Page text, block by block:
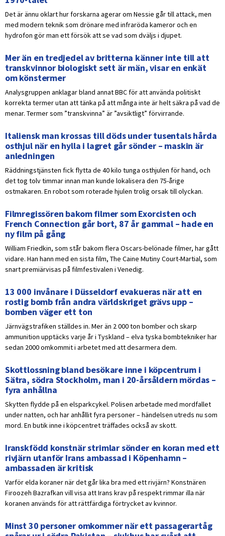
Det är ännu oklart hur forskarna agerar om Nessie går till attack, men
med modern teknik som drönare med infraröda kameror och en
hydrofon gör man ett försök att se vad som dväljs i djupet.
Mer än en tredjedel av britterna känner inte till att
transkvinnor biologiskt sett är män, visar en enkät
om könstermer
Analysgruppen anklagar bland annat BBC för att använda politiskt
korrekta termer utan att tänka på att många inte är helt säkra på vad de
menar. Termer som ”transkvinna” är ”avsiktligt” förvirrande.
Italiensk man krossas till döds under tusentals hårda
osthjul när en hylla i lagret går sönder – maskin är
anledningen
Räddningstjänsten fick flytta de 40 kilo tunga osthjulen för hand, och
det tog tolv timmar innan man kunde lokalisera den 75-årige
ostmakaren. En robot som roterade hjulen trolig orsak till olyckan.
Filmregissören bakom filmer som Exorcisten och
French Connection går bort, 87 år gammal – hade en
ny film på gång
William Friedkin, som står bakom flera Oscars-belönade filmer, har gått
vidare. Han hann med en sista film, The Caine Mutiny Court-Martial, som
snart premiärvisas på filmfestivalen i Venedig.
13 000 invånare i Düsseldorf evakueras när att en
rostig bomb från andra världskriget grävs upp –
bomben väger ett ton
Järnvägstrafiken ställdes in. Mer än 2 000 ton bomber och skarp
ammunition upptäcks varje år i Tyskland – elva tyska bombtekniker har
sedan 2000 omkommit i arbetet med att desarmera dem.
Skottlossning bland besökare inne i köpcentrum i
Sätra, södra Stockholm, man i 20-årsåldern mördas –
fyra anhållna
Skytten flydde på en elsparkcykel. Polisen arbetade med mordfallet
under natten, och har anhållit fyra personer – händelsen utreds nu som
mord. En butik inne i köpcentret träffades också av skott.
Iranskfödd konstnär strimlar sönder en koran med ett
rivjärn utanför Irans ambassad i Köpenhamn –
ambassaden är kritisk
Varför elda koraner när det går lika bra med ett rivjärn? Konstnären
Firoozeh Bazrafkan vill visa att Irans krav på respekt rimmar illa när
koranen används för att rättfärdiga förtrycket av kvinnor.
Minst 30 personer omkommer när ett passagerartåg